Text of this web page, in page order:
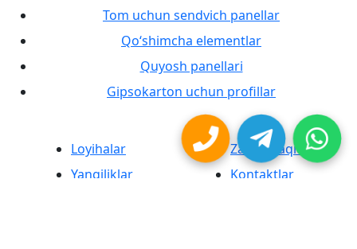
Tom uchun sendvich panellar
Qo‘shimcha elementlar
Quyosh panellari
Gipsokarton uchun profillar
Loyihalar
Yangiliklar
Zavod haqida
Kontaktlar